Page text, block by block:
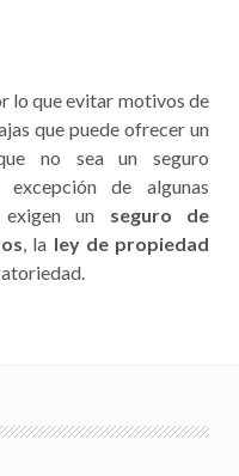
lo que evitar motivos de
que puede ofrecer un
no sea un seguro
de algunas
exigen un seguro de
, la ley de propiedad